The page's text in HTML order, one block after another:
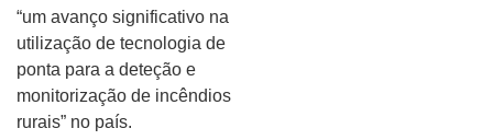
“um avanço significativo na
utilização de tecnologia de
ponta para a deteção e
monitorização de incêndios
rurais” no país.